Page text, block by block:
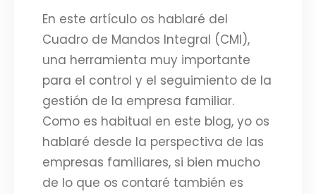
En este artículo os hablaré del
Cuadro de Mandos Integral (CMI),
una herramienta muy importante
para el control y el seguimiento de la
gestión de la empresa familiar.
Como es habitual en este blog, yo os
hablaré desde la perspectiva de las
empresas familiares, si bien mucho
de lo que os contaré también es